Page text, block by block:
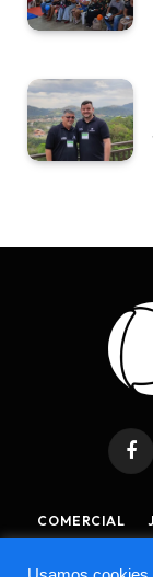
COMERCIAL